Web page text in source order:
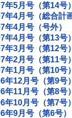
年5月号（第14号）
年4月号（総合計
年4月号（号外）
年4月号（第13号）
年3月号（第12号）
年2月号（第11号）
年1月号（第10号）
年12月号（第9号）
年11月号（第8号）
年10月号（第7号）
年9月号（第6号）